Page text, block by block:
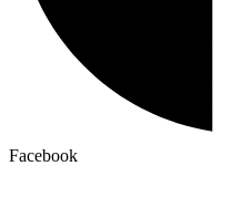
Facebook